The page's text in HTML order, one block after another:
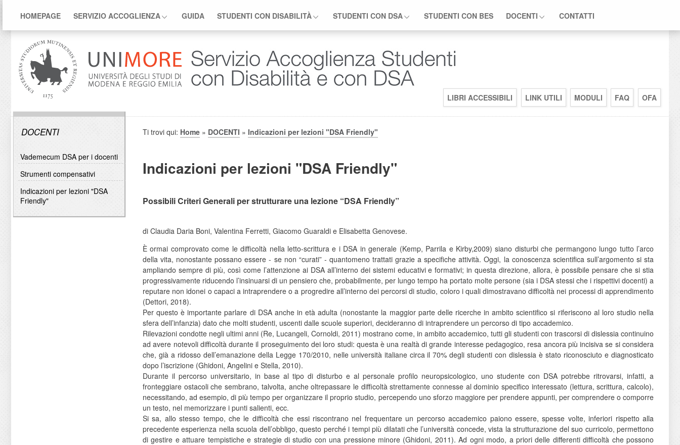
HOMEPAGE SERVIZIO ACCOGLIENZA GUIDA STUDENTI CON DISABILITÀ STUDENTI CON DSA STUDENTI CON BES DOCENTI CONTATTI
LIBRI ACCESSIBILI LINK UTILI MODULI FAQ OFA
DOCENTI
Vademecum DSA per i docenti
Strumenti compensativi
Indicazioni per lezioni "DSA
Friendly"
Ti trovi qui: Home » DOCENTI » Indicazioni per lezioni "DSA Friendly"
Indicazioni per lezioni "DSA Friendly"
Possibili Criteri Generali per strutturare una lezione “DSA Friendly”
di Claudia Daria Boni, Valentina Ferretti, Giacomo Guaraldi e Elisabetta Genovese.
È ormai comprovato come le difficoltà nella letto-scrittura e i DSA in generale (Kemp, Parrila e Kirby,2009) siano disturbi che permangono lungo tutto l’arco
della vita, nonostante possano essere - se non “curati” - quantomeno trattati grazie a specifiche attività. Oggi, la conoscenza scientifica sull’argomento si sta
ampliando sempre di più, così come l’attenzione ai DSA all’interno dei sistemi educativi e formativi; in questa direzione, allora, è possibile pensare che si stia
progressivamente riducendo l’insinuarsi di un pensiero che, probabilmente, per lungo tempo ha portato molte persone (sia i DSA stessi che i rispettivi docenti) a
reputare non idonei o capaci a intraprendere o a progredire all’interno dei percorsi di studio, coloro i quali dimostravano difficoltà nei processi di apprendimento
(Dettori, 2018).
Per questo è importante parlare di DSA anche in età adulta (nonostante la maggior parte delle ricerche in ambito scientifico si riferiscono al loro studio nella
sfera dell’infanzia) dato che molti studenti, uscenti dalle scuole superiori, decideranno di intraprendere un percorso di tipo accademico.
Rilevazioni condotte negli ultimi anni (Re, Lucangeli, Cornoldi, 2011) mostrano come, in ambito accademico, tutti gli studenti con trascorsi di dislessia continuino
ad avere notevoli difficoltà durante il proseguimento dei loro studi: questa è una realtà di grande interesse pedagogico, resa ancora più incisiva se si considera
che, già a ridosso dell’emanazione della Legge 170/2010, nelle università italiane circa il 70% degli studenti con dislessia è stato riconosciuto e diagnosticato
dopo l’iscrizione (Ghidoni, Angelini e Stella, 2010).
Durante il percorso universitario, in base al tipo di disturbo e al personale profilo neuropsicologico, uno studente con DSA potrebbe ritrovarsi, infatti, a
fronteggiare ostacoli che sembrano, talvolta, anche oltrepassare le difficoltà strettamente connesse al dominio specifico interessato (lettura, scrittura, calcolo),
necessitando, ad esempio, di più tempo per organizzare il proprio studio, percependo uno sforzo maggiore per prendere appunti, per comprendere o comporre
un testo, nel memorizzare i punti salienti, ecc.
Si sa, allo stesso tempo, che le difficoltà che essi riscontrano nel frequentare un percorso accademico paiono essere, spesse volte, inferiori rispetto alla
precedente esperienza nella scuola dell’obbligo, questo perché i tempi più dilatati che l’università concede, vista la strutturazione del suo curricolo, permettono
di gestire e attuare tempistiche e strategie di studio con una pressione minore (Ghidoni, 2011). Ad ogni modo, a priori delle differenti difficoltà che possono